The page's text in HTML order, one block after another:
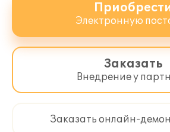
Электронную
Заказать
Внедрение у
Заказать онлайн-